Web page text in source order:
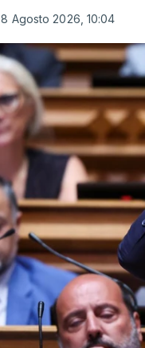
8 Agosto 2026, 10:04